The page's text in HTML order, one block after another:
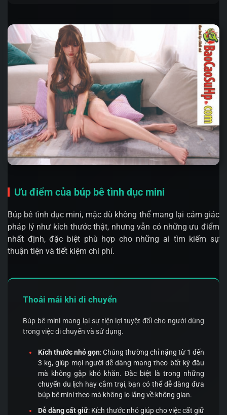
Ưu điểm của búp bê tình dục mini
Búp bê tình dục mini, mặc dù không thể mang lại cảm giác
pháp lý như kích thước thật, nhưng vẫn có những ưu điểm
nhất định, đặc biệt phù hợp cho những ai tìm kiếm sự
thuận tiện và tiết kiệm chi phí.
Thoải mái khi di chuyển
Búp bê mini mang lại sự tiện lợi tuyệt đối cho người dùng
trong việc di chuyển và sử dụng.
Kích thước nhỏ gọn: Chúng thường chỉ nặng từ 1 đến
3 kg, giúp mọi người dễ dàng mang theo bất kỳ đâu
mà không gặp khó khăn. Đặc biệt là trong những
chuyến du lịch hay cắm trại, bạn có thể dễ dàng đưa
búp bê mini theo mà không lo lắng về không gian.
Dễ dàng cất giữ: Kích thước nhỏ giúp cho việc cất giữ